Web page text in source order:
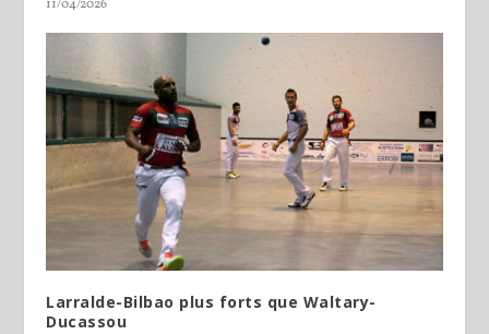
11/04/2026
Larralde-Bilbao plus forts que Waltary-
Ducassou